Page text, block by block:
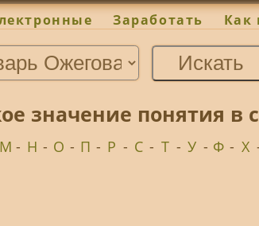
Заработать Как
значение понятия в
М - Н - О - П - Р - С - Т - У - Ф - Х